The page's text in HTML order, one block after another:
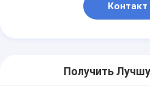
Контакт
Получить